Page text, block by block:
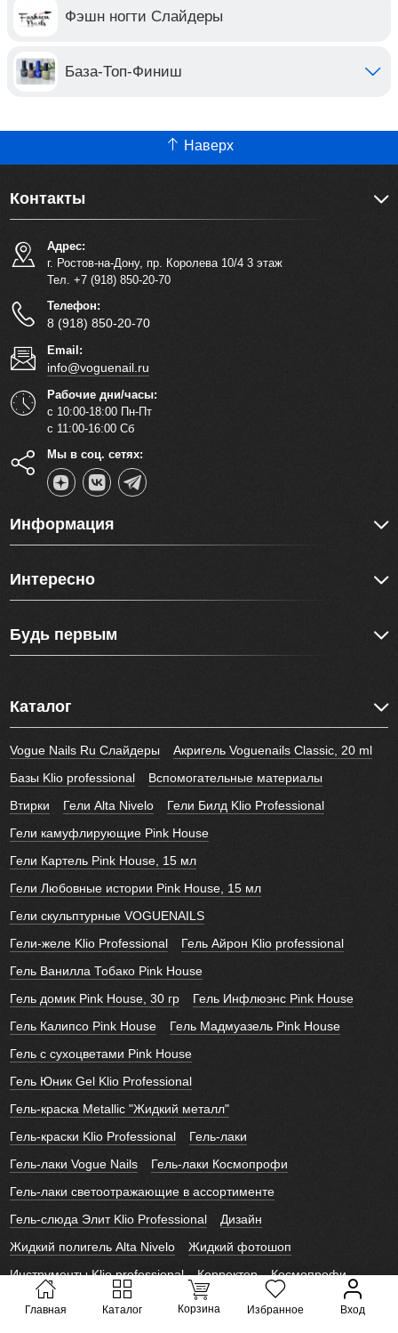
Фэшн ногти Слайдеры
База-Топ-Финиш
Главная Каталог Корзина Избранное Вход
Наверх
Контакты
Адрес:
г. Ростов-на-Дону, пр. Королева 10/4 3 этаж
Тел. +7 (918) 850-20-70
Телефон:
8 (918) 850-20-70
Email:
info@voguenail.ru
Рабочие дни/часы:
с 10:00-18:00 Пн-Пт
с 11:00-16:00 Сб
Мы в соц. сетях:
Информация
Интересно
Будь первым
Каталог
Vogue Nails Ru Слайдеры
Акригель Voguenails Classic, 20 ml
Базы Klio professional
Вспомогательные материалы
Втирки
Гели Alta Nivelo
Гели Билд Klio Professional
Гели камуфлирующие Pink House
Гели Картель Pink House, 15 мл
Гели Любовные истории Pink House, 15 мл
Гели скульптурные VOGUENAILS
Гели-желе Klio Professional
Гель Айрон Klio professional
Гель Ванилла Тобако Pink House
Гель домик Pink House, 30 гр
Гель Инфлюэнс Pink House
Гель Калипсо Pink House
Гель Мадмуазель Pink House
Гель с сухоцветами Pink House
Гель Юник Gel Klio Professional
Гель-краска Metallic "Жидкий металл"
Гель-краски Klio Professional
Гель-лаки
Гель-лаки Vogue Nails
Гель-лаки Космопрофи
Гель-лаки светоотражающие в ассортименте
Гель-слюда Элит Klio Professional
Дизайн
Жидкий полигель Alta Nivelo
Жидкий фотошоп
Инструменты Klio professional
Корректор
Космопрофи
Лайк Слайдеры
Лаки для ногтей Alta Nivelo